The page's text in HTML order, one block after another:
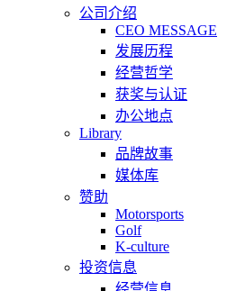
公司介绍
CEO MESSAGE
发展历程
经营哲学
获奖与认证
办公地点
Library
品牌故事
媒体库
赞助
Motorsports
Golf
K-culture
投资信息